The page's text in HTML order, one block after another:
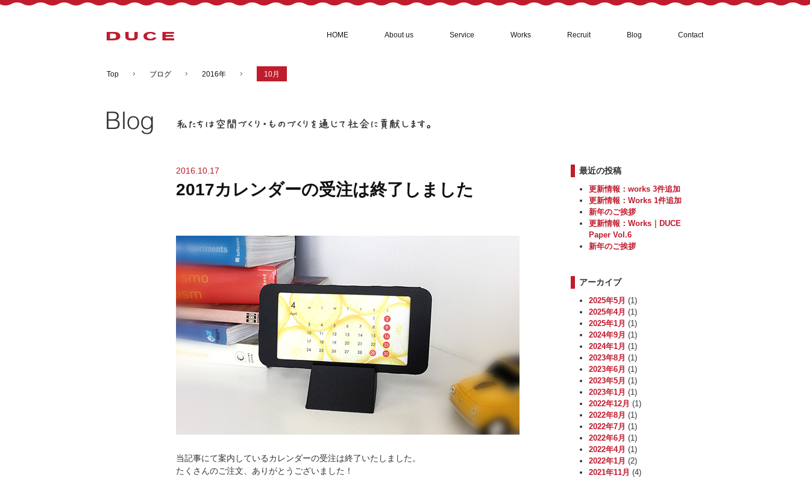
キ
HOME About us Service Works Recruit Blog Contact
Top ブログ 2016年 10月
2016.10.17
2017カレンダーの受注は終了しました
当記事にて案内しているカレンダーの受注は終了いたしました。
たくさんのご注文、ありがとうございました！
最近の投稿
更新情報：works 3件追加
更新情報：Works 1件追加
新年のご挨拶
更新情報：Works｜DUCE
Paper Vol.6
新年のご挨拶
アーカイブ
2025年5月 (1)
2025年4月 (1)
2025年1月 (1)
2024年9月 (1)
2024年1月 (1)
2023年8月 (1)
2023年6月 (1)
2023年5月 (1)
2023年1月 (1)
2022年12月 (1)
2022年8月 (1)
2022年7月 (1)
2022年6月 (1)
2022年4月 (1)
2022年1月 (2)
2021年11月 (4)